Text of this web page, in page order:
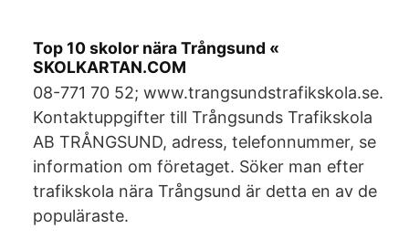
Top 10 skolor nära Trångsund «
SKOLKARTAN.COM
08-771 70 52; www.trangsundstrafikskola.se.
Kontaktuppgifter till Trångsunds Trafikskola
AB TRÅNGSUND, adress, telefonnummer, se
information om företaget. Söker man efter
trafikskola nära Trångsund är detta en av de
populäraste.